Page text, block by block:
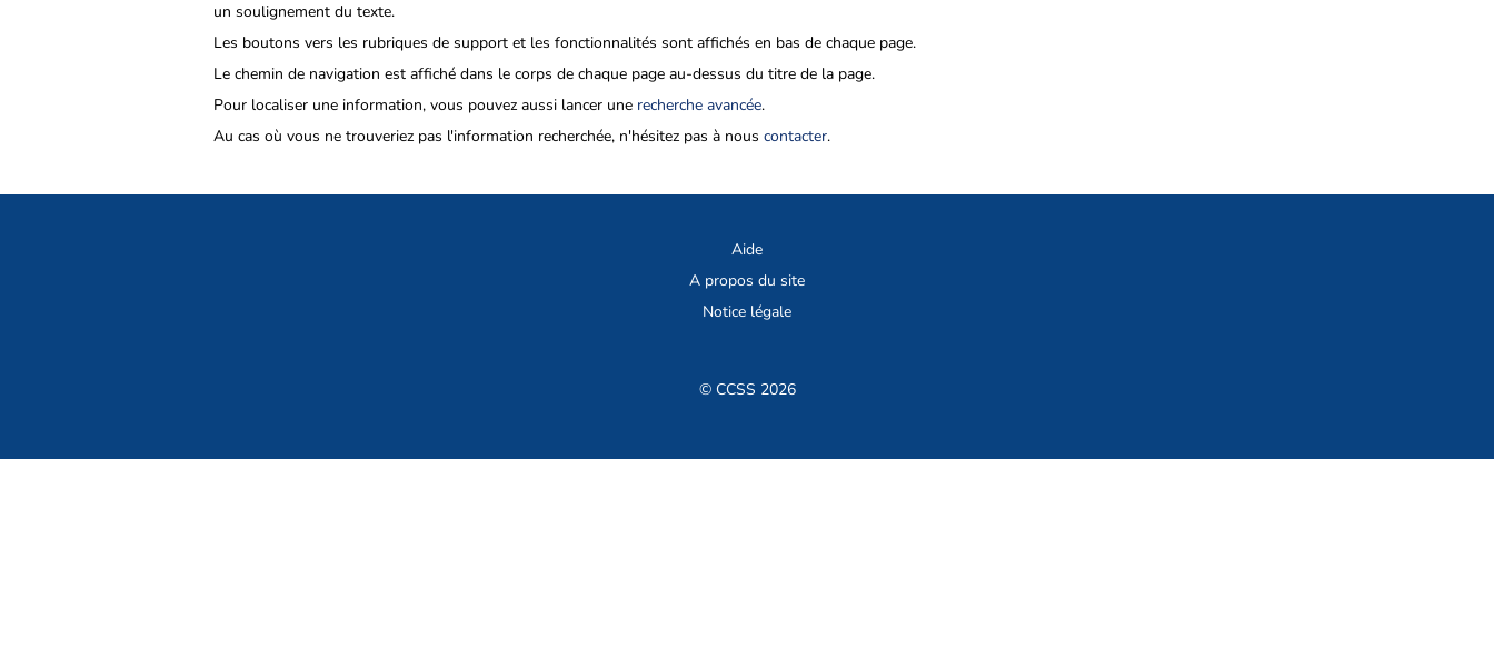
un soulignement du texte.
Les boutons vers les rubriques de support et les fonctionnalités sont affichés en bas de chaque page.
Le chemin de navigation est affiché dans le corps de chaque page au-dessus du titre de la page.
Pour localiser une information, vous pouvez aussi lancer une recherche avancée.
Au cas où vous ne trouveriez pas l'information recherchée, n'hésitez pas à nous contacter.
Aide
A propos du site
Notice légale
© CCSS 2026